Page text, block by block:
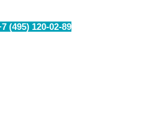
(495) 120-02-89